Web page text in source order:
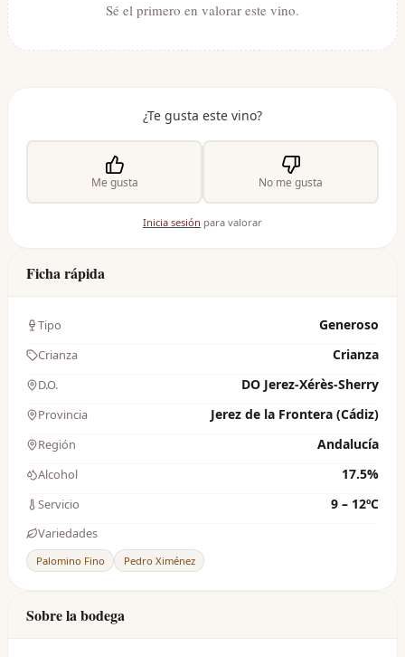
Sé el primero en valorar este vino.
¿Te gusta este vino?
Me gusta No me gusta
Inicia sesión para valorar
Ficha rápida
Tipo Generoso
Crianza Crianza
D.O. DO Jerez-Xérès-Sherry
Provincia Jerez de la Frontera (Cádiz)
Región Andalucía
Alcohol 17.5%
Servicio 9 – 12ºC
Variedades
Palomino Fino Pedro Ximénez
Sobre la bodega